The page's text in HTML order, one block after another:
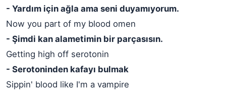
- Yardım için ağla ama seni duyamıyorum.
Now you part of my blood omen
- Şimdi kan alametimin bir parçasısın.
Getting high off serotonin
- Serotoninden kafayı bulmak
Sippin' blood like I'm a vampire